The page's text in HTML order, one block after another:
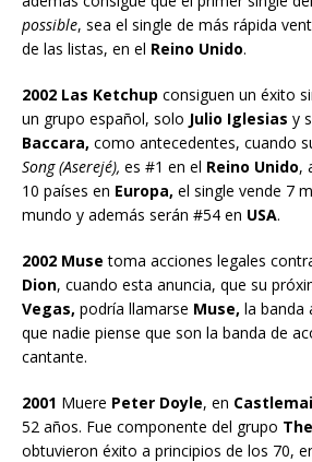
possible, sea el single de más rápida
de las listas, en el Reino Unido.
2002 Las Ketchup consiguen un éxito
un grupo español, solo Julio Iglesias y
Baccara, como antecedentes, cuando
Song (Aserejé), es #1 en el Reino Unido,
10 países en Europa, el single vende 7
mundo y además serán #54 en USA.
2002 Muse toma acciones legales
Dion, cuando esta anuncia, que su
Vegas, podría llamarse Muse, la banda
que nadie piense que son la banda de
cantante.
2001 Muere Peter Doyle, en
52 años. Fue componente del grupo
obtuvieron éxito a principios de los 70,